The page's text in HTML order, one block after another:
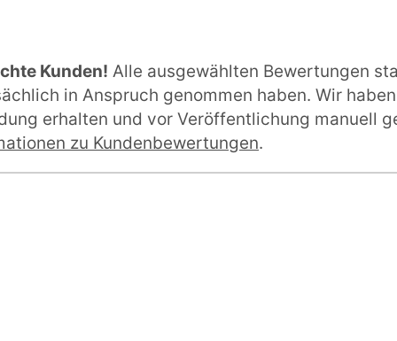
Kunden! Alle ausgewählten Bewertungen
in Anspruch genommen haben. Wir
erhalten und vor Veröffentlichung manuell
zu Kundenbewertungen.